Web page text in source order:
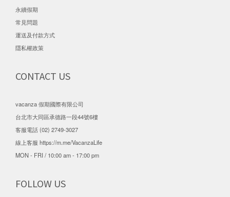
永續假期
常見問題
運送及付款方式
隱私權政策
CONTACT US
vacanza 假期國際有限公司
台北市大同區承德路一段44號6樓
客服電話 (02) 2749-3027
線上客服 https://m.me/VacanzaLife
MON - FRI / 10:00 am - 17:00 pm
FOLLOW US